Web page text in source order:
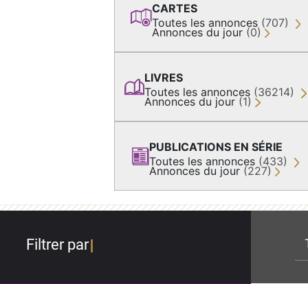
CARTES
Toutes les annonces (707)
Annonces du jour (0)
LIVRES
Toutes les annonces (36214)
Annonces du jour (1)
PUBLICATIONS EN SÉRIE
Toutes les annonces (433)
Annonces du jour (227)
Filtrer par